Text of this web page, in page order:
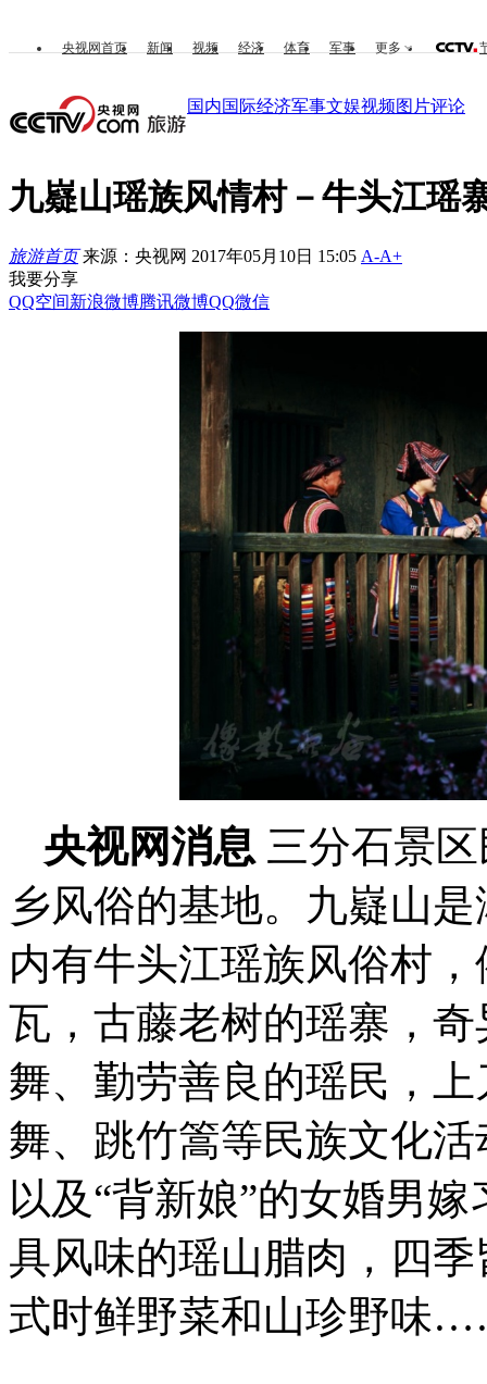
央视网首页 新闻 视频 经济 体育 军事 更多
国内国际经济军事文娱视频图片评论
九嶷山瑶族风情村－牛头江瑶
旅游首页 来源：央视网 2017年05月10日 15:05 A-A+
我要分享
QQ空间新浪微博腾讯微博QQ微信
央视网消息 三分石景
乡风俗的基地。九嶷山
内有牛头江瑶族风俗村
瓦，古藤老树的瑶寨，
舞、勤劳善良的瑶民，
舞、跳竹篙等民族文化
以及“背新娘”的女婚男
具风味的瑶山腊肉，四
式时鲜野菜和山珍野味